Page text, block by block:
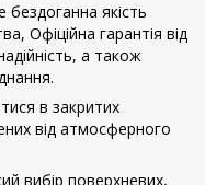
бездоганна якість
Офіційна гарантія від
а також
в закритих
від атмосферного
вибір поверхневих,